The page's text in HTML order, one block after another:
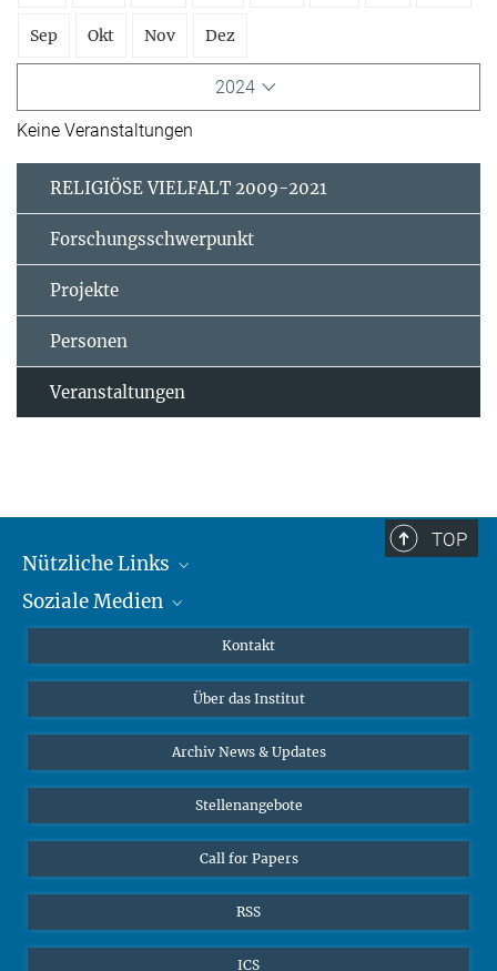
Sep Okt Nov Dez
2024
Keine Veranstaltungen
RELIGIÖSE VIELFALT 2009-2021
Forschungsschwerpunkt
Projekte
Personen
Veranstaltungen
TOP
Nützliche Links
MMG Alumni Corner
Online-Vorträge
Interviews zum Thema "Diversity"
Soziale Medien
Bluesky
Kontakt
Über das Institut
Archiv News & Updates
Stellenangebote
Call for Papers
RSS
ICS